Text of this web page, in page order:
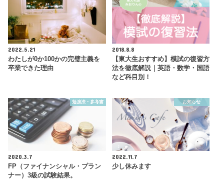
2022.5.21
わたしが0か100かの完璧主義を
卒業できた理由
2018.8.8
【東大生おすすめ】模試の復習方
法を徹底解説｜英語・数学・国語
など科目別！
勉強法・参考書
2020.3.7
FP（ファイナンシャル・プラン
ナー）3級の試験結果。
お知らせ
2022.11.7
少し休みます